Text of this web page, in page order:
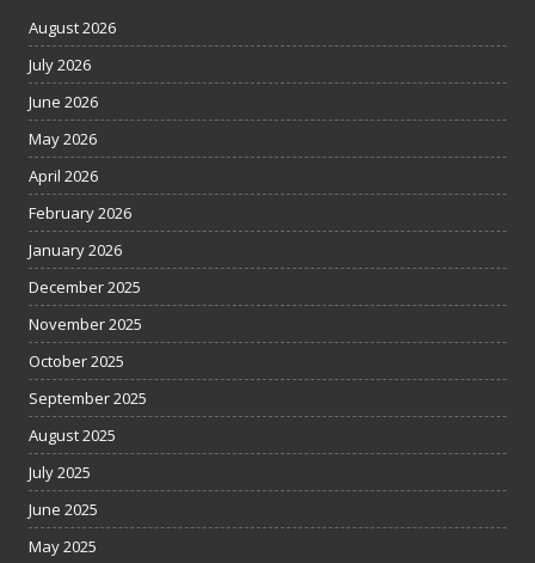
August 2026
July 2026
June 2026
May 2026
April 2026
February 2026
January 2026
December 2025
November 2025
October 2025
September 2025
August 2025
July 2025
June 2025
May 2025